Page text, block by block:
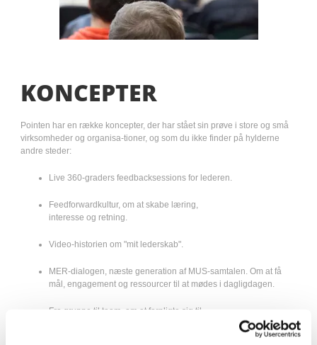
KONCEPTER
Pointen har en række koncepter, der har stået sin prøve i store og små
virksomheder og organisa-tioner, og som du ikke finder på hylderne
andre steder:
Live 360-graders feedbacksessions for lederen.
Feedforwardkultur, om at skabe læring,
interesse og retning.
Video-historien om "mit lederskab".
MER-dialogen, næste generation af MUS-samtalen. Om at få
mål, engagement og ressourcer til at mødes i dagligdagen.
Fra gruppe til team, om at forpligte sig til